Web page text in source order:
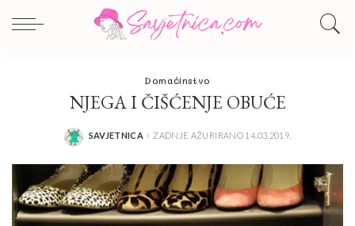
Domaćinstvo
NJEGA I ČIŠĆENJE OBUĆE
POSTED
SAVJETNICA ZADNJE AŽURIRANO 14.03.2019.